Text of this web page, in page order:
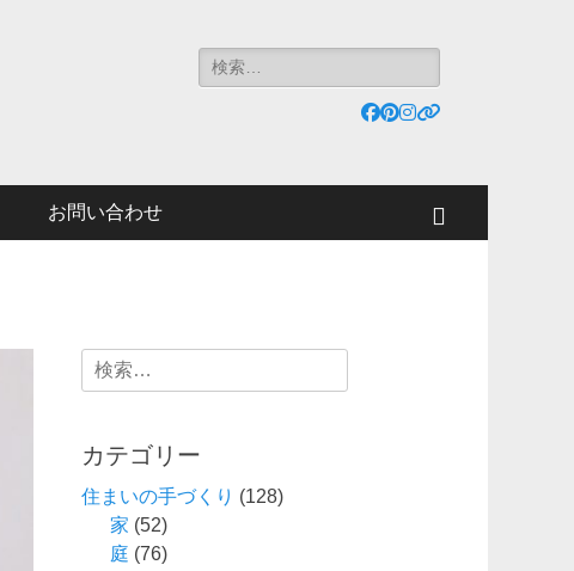
検
索:
Facebook
Pinterest
Instagram
リ
お問い合わせ
検
索:
カテゴリー
住まいの手づくり (128)
家 (52)
庭 (76)